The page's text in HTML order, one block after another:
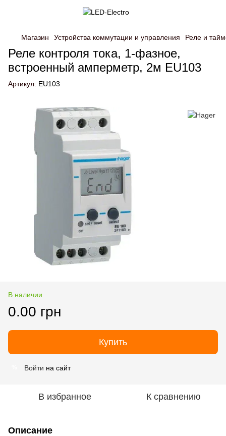
Магазин Устройства коммутации и управления Реле и
Реле контроля тока, 1-фазное,
встроенный амперметр, 2м EU103
Артикул: EU103
В наличии
0.00 грн
Купить
Войти на сайт
В избранное К сравнению
Описание